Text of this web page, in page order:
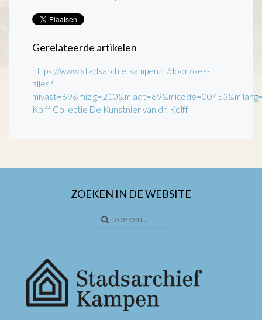
Gerelateerde artikelen
https://www.stadsarchiefkampen.nl/doorzoek-
alles?
Kolff Collectie De Kunstnier van dr. Kolff
ZOEKEN IN DE WEBSITE